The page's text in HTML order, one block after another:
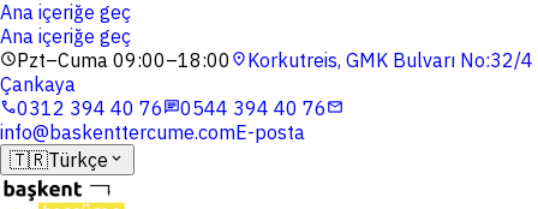
Ana içeriğe geç
Ana içeriğe geç
schedulePzt–Cuma 09:00–18:00 location_onKorkutreis, GMK Bulvarı No:32/4
Çankaya
phone0312 394 40 76chat0544 394 40 76mail
info@baskenttercume.comE-posta
🇹🇷Türkçe expand_more